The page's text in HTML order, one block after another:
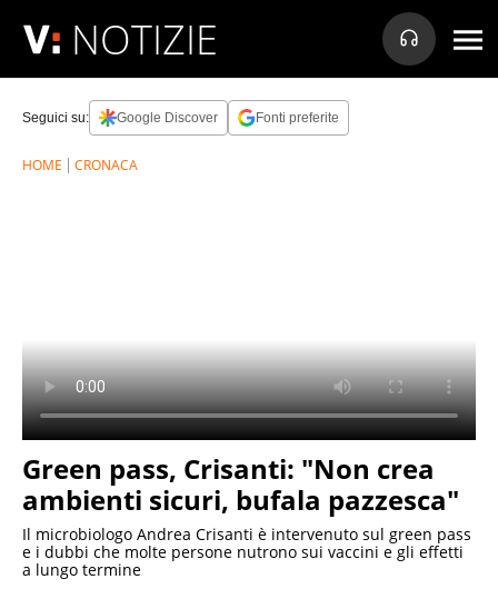
NOTIZIE
Seguici su: Google Discover Fonti preferite
HOME CRONACA
Green pass, Crisanti: "Non crea
ambienti sicuri, bufala pazzesca"
Il microbiologo Andrea Crisanti è intervenuto sul green pass
e i dubbi che molte persone nutrono sui vaccini e gli effetti
a lungo termine